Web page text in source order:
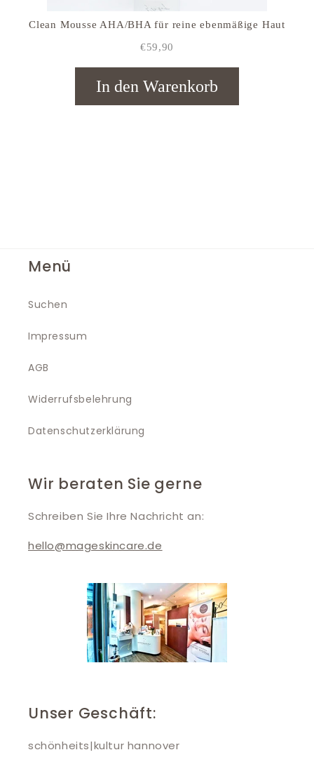
Clean Mousse AHA/BHA für reine ebenmäßige Haut
€59,90
In den Warenkorb
Menü
Suchen
Impressum
AGB
Widerrufsbelehrung
Datenschutzerklärung
Wir beraten Sie gerne
Schreiben Sie Ihre Nachricht an:
hello@mageskincare.de
Unser Geschäft:
schönheits|kultur hannover